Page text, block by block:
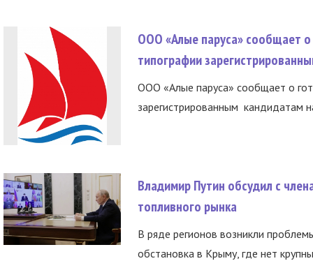
ООО «Алые паруса» сообщает о
типографии
ООО «Алые паруса» сообщает о
зарегистрированным кандидатам
Владимир Путин обсудил с
топливного рынка
В ряде регионов возникли
обстановка в Крыму, где нет